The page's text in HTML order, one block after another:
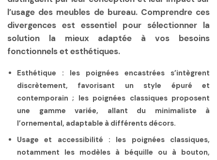
l’usage des meubles de bureau. Comprendre ces
divergences est essentiel pour sélectionner la
solution la mieux adaptée à vos besoins
fonctionnels et esthétiques.
Esthétique : les poignées encastrées s’intègrent
discrètement, favorisant un style épuré et
contemporain ; les poignées classiques proposent
une gamme variée, allant du minimaliste à
l’ornemental, adaptable à différents décors.
Usage et accessibilité : les poignées classiques,
notamment les modèles à béquille ou à bouton,